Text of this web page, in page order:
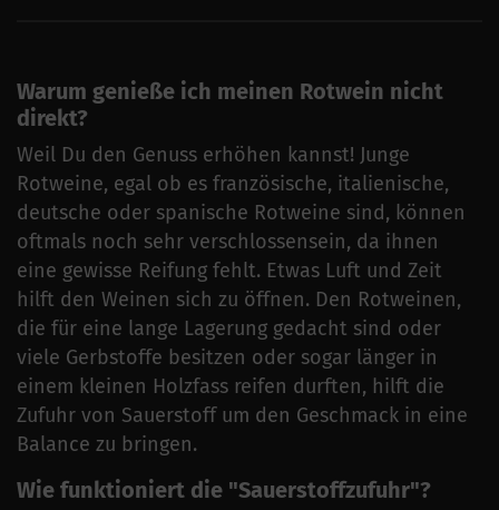
Warum genieße ich meinen Rotwein nicht
direkt?
Weil Du den Genuss erhöhen kannst! Junge
Rotweine, egal ob es französische, italienische,
deutsche oder spanische Rotweine sind, können
oftmals noch sehr verschlossensein, da ihnen
eine gewisse Reifung fehlt. Etwas Luft und Zeit
hilft den Weinen sich zu öffnen. Den Rotweinen,
die für eine lange Lagerung gedacht sind oder
viele Gerbstoffe besitzen oder sogar länger in
einem kleinen Holzfass reifen durften, hilft die
Zufuhr von Sauerstoff um den Geschmack in eine
Balance zu bringen.
Wie funktioniert die "Sauerstoffzufuhr"?